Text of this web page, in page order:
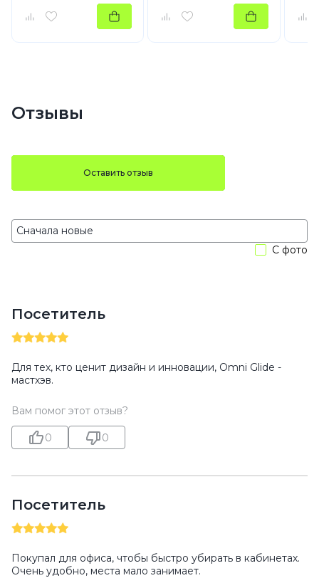
Отзывы
Оставить отзыв
С фото
Посетитель
Для тех, кто ценит дизайн и инновации, Omni Glide -
мастхэв.
Вам помог этот отзыв?
0 0
Посетитель
Покупал для офиса, чтобы быстро убирать в кабинетах.
Очень удобно, места мало занимает.